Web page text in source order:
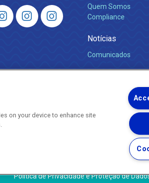
Quem Somos
Compliance
Notícias
Comunicados
Copyright © 2026 - Todos os
Política de Privacidade e Proteção de
on your device to enhance site